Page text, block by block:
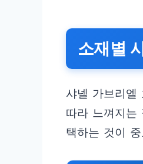
소재별
샤넬 가브리엘
따라 느껴지는
택하는 것이